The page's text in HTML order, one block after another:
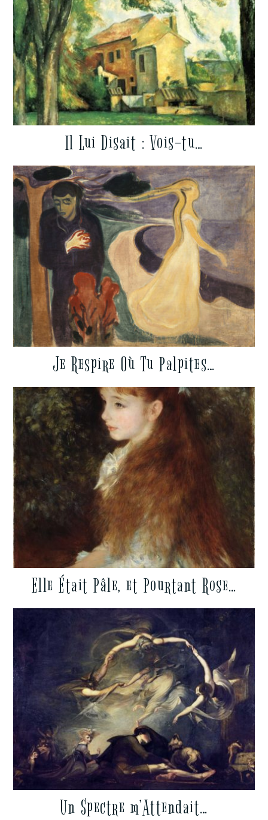
Il Lui Disait : Vois-tu…
Je Respire Où Tu Palpites…
Elle Était Pâle, et Pourtant Rose…
Un Spectre m’Attendait…